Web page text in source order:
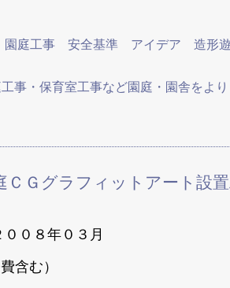
園庭工事 安全基準 アイデア 造形
・保育室工事など園庭・園舎をより
Ｇグラフィットアート設置
８年０３月
含む）